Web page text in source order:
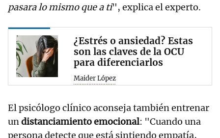
pasara lo mismo que a ti", explica el experto.
¿Estrés o ansiedad? Estas
son las claves de la OCU
para diferenciarlos
Maider López
El psicólogo clínico aconseja también entrenar
un distanciamiento emocional: "Cuando una
persona detecte que está sintiendo empatía,